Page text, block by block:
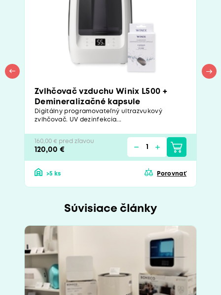
Zvlhčovač vzduchu Winix L500 +
Demineralizačné kapsule
Digitálny programovateľný ultrazvukový
zvlhčovač. UV dezinfekcia...
160,00 € pred zľavou
120,00 €
>5 ks Porovnať
Súvisiace články